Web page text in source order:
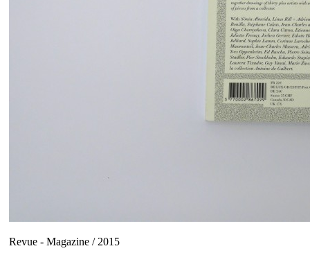
Revue - Magazine / 2015